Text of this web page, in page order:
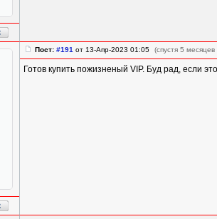
Пост: #191 от 13-Апр-2023 01:05 (спустя 5
Готов купить пожизненый VIP. Буд рад, если